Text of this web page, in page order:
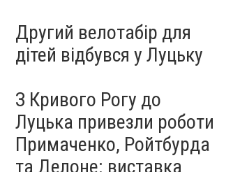
Другий велотабір для
дітей відбувся у Луцьку
З Кривого Рогу до
Луцька привезли роботи
Примаченко, Ройтбурда
та Делоне: виставка